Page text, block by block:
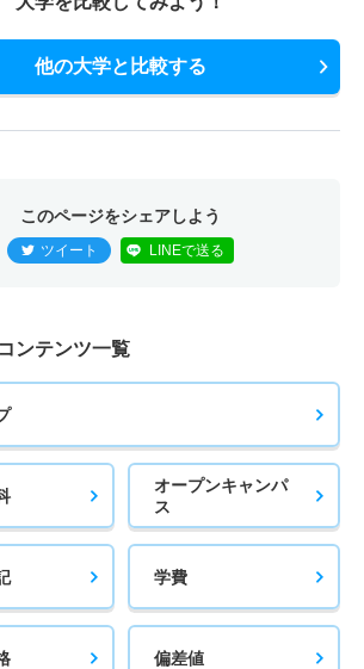
他の大学と比較する
このページをシェアしよう
ツイート LINEで送る
ンテンツ一覧
オープンキャンパ
ス
学費
偏差値